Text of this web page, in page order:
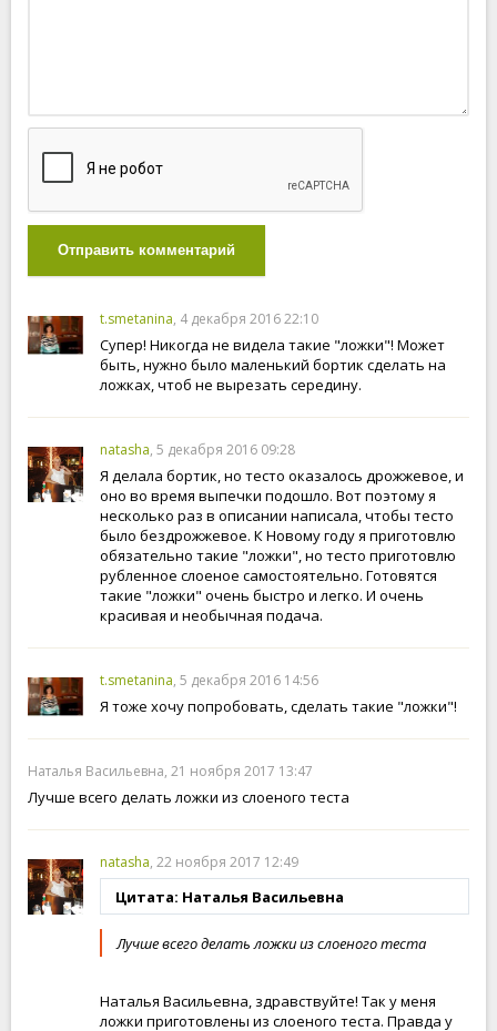
Отправить комментарий
t.smetanina, 4 декабря 2016 22:10
Супер! Никогда не видела такие "ложки"! Может
быть, нужно было маленький бортик сделать на
ложках, чтоб не вырезать середину.
natasha, 5 декабря 2016 09:28
Я делала бортик, но тесто оказалось дрожжевое, и
оно во время выпечки подошло. Вот поэтому я
несколько раз в описании написала, чтобы тесто
было бездрожжевое. К Новому году я приготовлю
обязательно такие "ложки", но тесто приготовлю
рубленное слоеное самостоятельно. Готовятся
такие "ложки" очень быстро и легко. И очень
красивая и необычная подача.
t.smetanina, 5 декабря 2016 14:56
Я тоже хочу попробовать, сделать такие "ложки"!
Наталья Васильевна, 21 ноября 2017 13:47
Лучше всего делать ложки из слоеного теста
natasha, 22 ноября 2017 12:49
Цитата: Наталья Васильевна
Лучше всего делать ложки из слоеного теста
Наталья Васильевна, здравствуйте! Так у меня
ложки приготовлены из слоеного теста. Правда у